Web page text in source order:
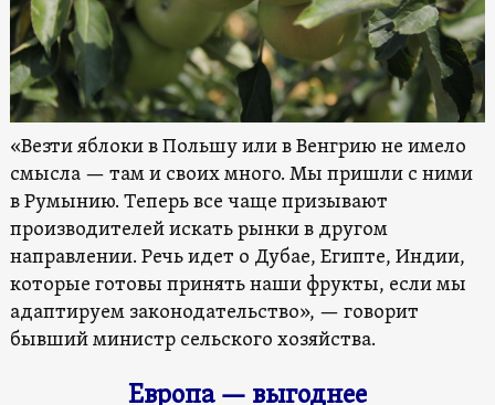
«Везти яблоки в Польшу или в Венгрию не имело
смысла — там и своих много. Мы пришли с ними
в Румынию. Теперь все чаще призывают
производителей искать рынки в другом
направлении. Речь идет о Дубае, Египте, Индии,
которые готовы принять наши фрукты, если мы
адаптируем законодательство», — говорит
бывший министр сельского хозяйства.
Европа — выгоднее